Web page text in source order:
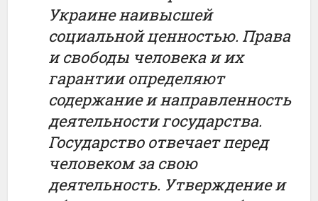
Украине наивысшей
социальнойценностью. Права
и свободы человекаиих
гарантии определяют
содержаниеи направленность
деятельностигосударства.
Государство отвечаетперед
человекомза свою
деятельность. Утверждениеи